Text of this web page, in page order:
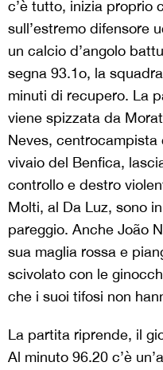
c’è tutto, inizia proprio
sull’estremo difensore
un calcio d’angolo
segna 93.1o, la
minuti di recupero. La
viene spizzata da
Neves,
vivaio del Benfica,
controllo e destro
Molti, al Da Luz, sono
pareggio. Anche João
sua maglia rossa e
scivolato con le
che i suoi tifosi non
La partita riprende, il
Al minuto 96.20 c’è